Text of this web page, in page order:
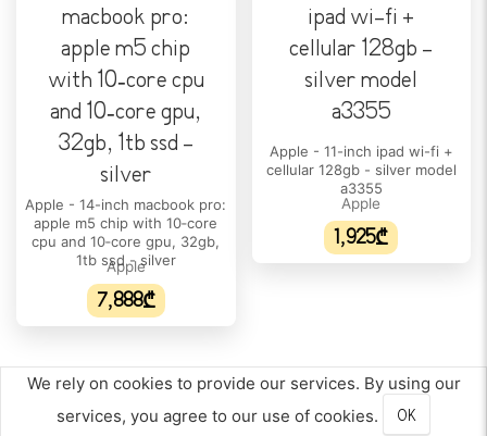
Apple M5 Pro 15-core CPU
ბირთვების რაოდენობა:
15
პროცესორის ნაკადი:
Apple
პროცესორის მაქსიმალური სიხშირე:
P-cores:~4.7–4.9 GHz/E-cores:~2.5–3.2 GHz
ᲛᲧᲐᲠᲘ ᲓᲘᲡᲙᲘ/SSD
SSD მოცულობა:
1TB
Apple - 14-inch macbook pro:
apple m5 chip with 10‑core
cpu and 10‑core gpu, 32gb,
1tb ssd - silver
Apple
7,888₾
Apple - 11-inch ipad wi-fi +
cellular 128gb - silver model
a3355
Apple
1,925₾
We rely on cookies to provide our services. By using our
services, you agree to our use of cookies.
OK